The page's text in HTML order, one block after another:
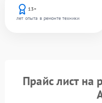
13+
лет опыта в ремонте техники
Прайс лист на